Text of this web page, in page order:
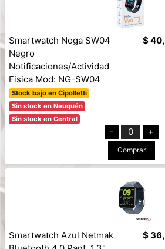
Smartwatch Noga SW04
Negro
Notificaciones/Actividad
Fisica Mod: NG-SW04
Stock bajo en Cipolletti
Sin stock en Neuquén
Sin stock en Central
$
- 0 +
Comprar
Smartwatch Azul Netmak
$